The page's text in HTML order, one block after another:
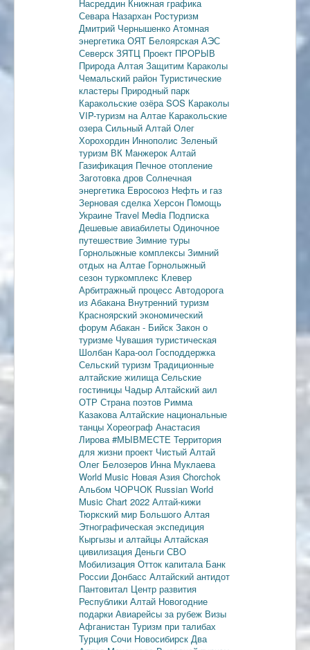
Насреддин Книжная графика
Севара Назархан Ростуризм
Дмитрий Чернышенко Атомная
энергетикаОЯТ Белоярская АЭС
Северск ЗЯТЦ Проект ПРОРЫВ
Природа Алтая Защитим Караколы
Чемальский район Туристические
кластеры Природный парк
Каракольские озёраSOS Караколы
VIP-туризм на Алтае Каракольские
озераСильный Алтай Олег
Хорохордин Иннополис Зеленый
туризм ВК Манжерок Алтай
Газификация Печное отопление
Заготовка дров Солнечная
энергетика Евросоюз Нефть и газ
Зерновая сделкаХерсон Помощь
Украине Travel Media Подписка
Дешевые авиабилеты Одиночное
путешествие Зимние туры
Горнолыжные комплексы Зимний
отдых на Алтае Горнолыжный
сезон туркомплекс Клевер
Арбитражный процесс Автодорога
из Абакана Внутренний туризм
Красноярский экономический
форум Абакан - Бийск Закон о
туризме Чувашия туристическая
Шолбан Кара-оол Господдержка
Сельский туризм Традиционные
алтайские жилищаСельские
гостиницы Чадыр Алтайский аил
ОТР Страна поэтов Римма
КазаковаАлтайские национальные
танцы Хореограф Анастасия
Лирова#МЫВМЕСТЕ Территория
для жизни проект Чистый Алтай
Олег Белозеров Инна Муклаева
World Music Новая Азия Chorchok
Альбом ЧОРЧОК Russian World
Music Chart 2022 Алтай-кижи
Тюркский мир Большого Алтая
Этнографическая экспедиция
Кыргызы и алтайцы Алтайская
цивилизация Деньги СВО
Мобилизация Отток капитала Банк
России Донбасс Алтайский антидот
Пантовитал Центр развития
Республики Алтай Новогодние
подарки Авиарейсы за рубеж Визы
Афганистан Туризм при талибах
Турция Сочи Новосибирск Два